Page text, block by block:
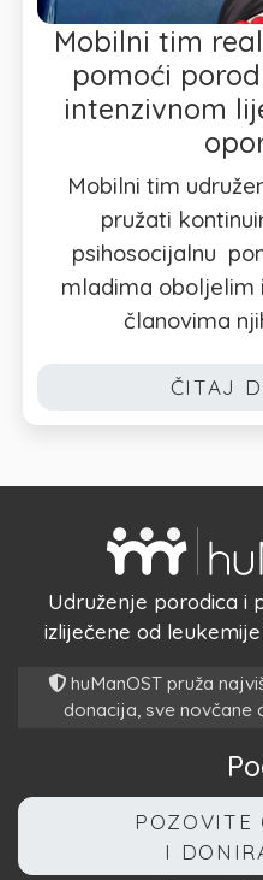
Mobilni tim
pomoći
intenzivnom
Mobilni tim
pružati
psihosocijalnu
mladima oboljelim
članovima
ČITAJ
Udruženje porodica i
izliječene od
huManOST pruža
donacija, sve novčane
POZOVITE
I